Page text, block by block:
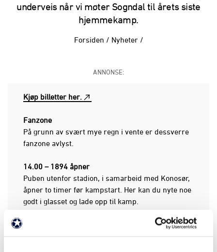
underveis når vi møter Sogndal til årets siste
hjemmekamp.
Forsiden / Nyheter /
ANNONSE:
Kjøp billetter her.
Fanzone
På grunn av svært mye regn i vente er dessverre
fanzone avlyst.
14.00 – 1894 åpner
Puben utenfor stadion, i samarbeid med Konosør,
åpner to timer før kampstart. Her kan du nyte noe
godt i glasset og lade opp til kamp.
14.30 – VIP, Bakrommet og puben i 4. etasje åpner